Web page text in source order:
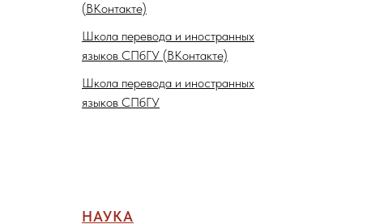
(ВКонтакте)
Школа перевода и иностранных
языков СПбГУ (ВКонтакте)
Школа перевода и иностранных
языков СПбГУ
НАУКА